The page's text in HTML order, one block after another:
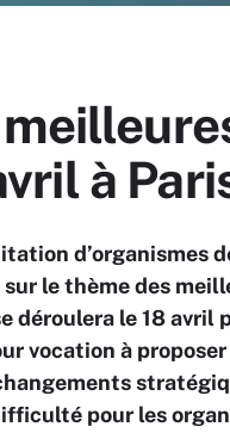
à
d’organismes
le thème des
déroulera le 18 avril
vocation à proposer
pour les